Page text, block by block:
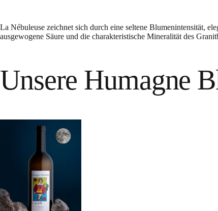
La Nébuleuse zeichnet sich durch eine seltene Blumenintensität,
ausgewogene Säure und die charakteristische Mineralität des
Unsere Humagne